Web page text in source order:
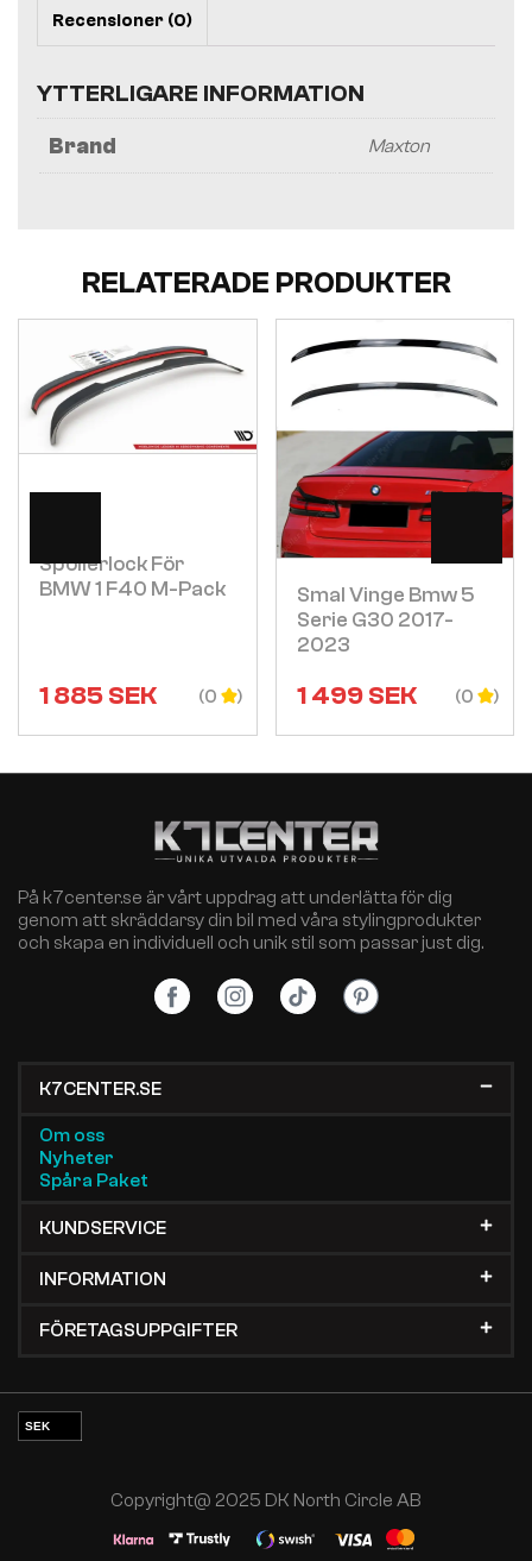
Recensioner (0)
YTTERLIGARE INFORMATION
Brand Maxton
RELATERADE PRODUKTER
Spoilerlock För
BMW 1 F40 M-Pack
1 885SEK (0
Smal Vinge Bmw 5
Serie G30 2017-
2023
1 499SEK (0
Visa
På k7center.se är vårt uppdrag att underlätta för dig
genom att skräddarsy din bil med våra stylingprodukter
och skapa en individuell och unik stil som passar just dig.
K7CENTER.SE
Om oss
Nyheter
Spåra Paket
KUNDSERVICE
INFORMATION
FÖRETAGSUPPGIFTER
SEK
Copyright@ 2025 DK North Circle AB